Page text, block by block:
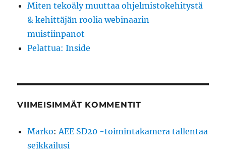
Miten tekoäly muuttaa ohjelmistokehitystä
& kehittäjän roolia webinaarin
muistiinpanot
Pelattua: Inside
VIIMEISIMMÄT KOMMENTIT
Marko:AEE SD20 -toimintakamera tallentaa
seikkailusi